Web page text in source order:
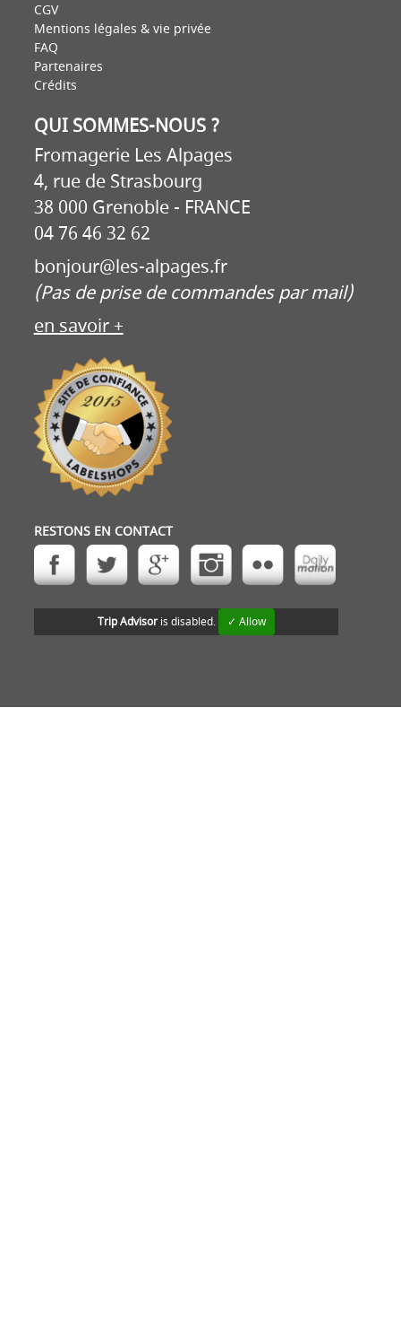
CGV
Mentions légales & vie privée
FAQ
Partenaires
Crédits
QUI SOMMES-NOUS ?
Fromagerie Les Alpages
4, rue de Strasbourg
38 000 Grenoble - FRANCE
04 76 46 32 62
bonjour@les-alpages.fr
(Pas de prise de commandes par mail)
en savoir +
RESTONS EN CONTACT
Trip Advisoris disabled. ✓ Allow